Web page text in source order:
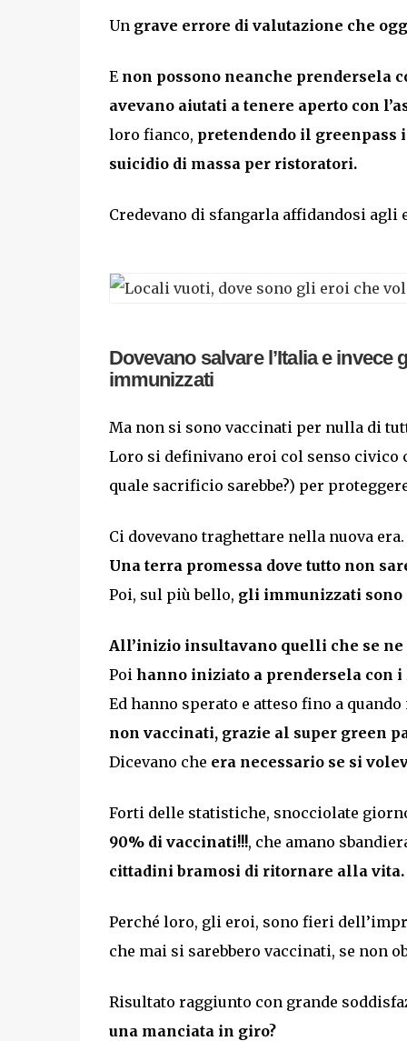
Ungrave errore di valutazione che
Enon possono neanche prendersela
avevano aiutati a tenere aperto con
loro fianco, pretendendo il greenpass
suicidio di massa per ristoratori.
Credevano di sfangarla affidandosi agli
Dovevano salvare l’Italia e
immunizzati
Ma non si sono vaccinati per nulla di
Loro si definivano eroi col senso civico
quale sacrificio sarebbe?) per
Ci dovevano traghettare nella nuova era.
Una terra promessa dove tutto non
Poi, sul più bello, gli immunizzati sono
All’inizio insultavano quelli che se
Poi hanno iniziato a prendersela con i
Ed hanno sperato e atteso fino a quando
non vaccinati, grazie al super green
Dicevano che era necessario se si
Forti delle statistiche, snocciolate
90% di vaccinati!!!, che amano
cittadini bramosi di ritornare alla vita.
Perché loro, gli eroi, sono fieri
che mai si sarebbero vaccinati, se non
Risultato raggiunto con grande
una manciata in giro?